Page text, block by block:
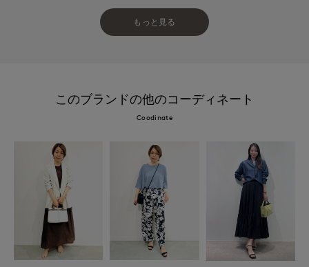
もっと見る
このブランドの他のコーディネート
Coodinate